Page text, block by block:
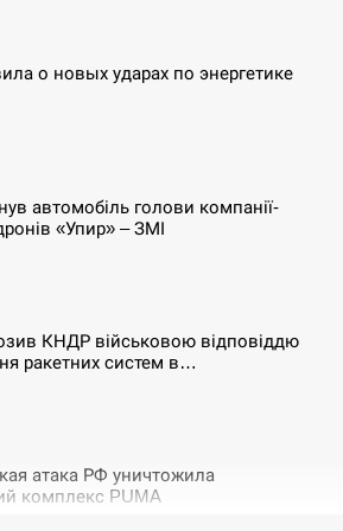
о новых ударах по энергетике
автомобіль голови компанії-
«Упир» – ЗМІ
КНДР військовою відповіддю
ракетних систем в…
атака РФ уничтожила
комплекс PUMA